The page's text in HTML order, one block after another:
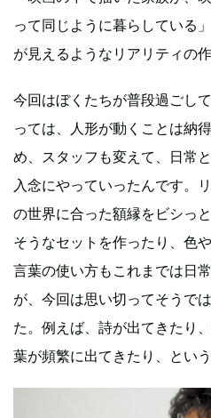
って同じように暮らしている
が見えるようなリアリティの
今回はぼくたちが普段過ごし
っては、人形が動くことは納
め、スタッフも変えて、日常
入念にやっていったんです。
の世界に合った額縁をビシっ
そうなセットを作ったり、色
言葉の使い方もこれまでは日
が、今回は思い切ってそうで
た。例えば、詩が出てきたり
葉が頻繁に出てきたり、という